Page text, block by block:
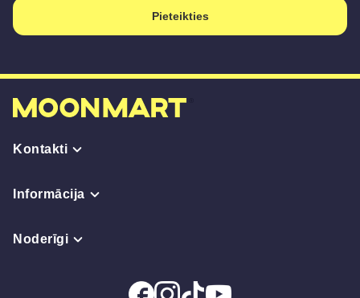
Pieteikties
Kontakti
Informācija
Noderīgi